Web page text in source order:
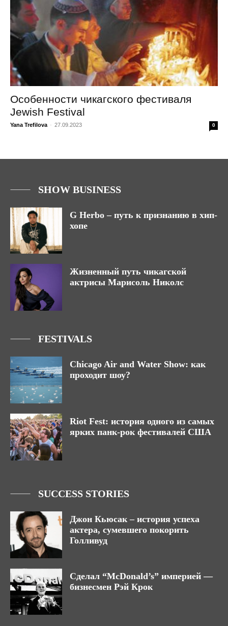
Особенности чикагского фестиваля
Jewish Festival
Yana Trefilova - 27.09.2023 0
SHOW BUSINESS
G Herbo – путь к признанию в хип-
хопе
Жизненный путь чикагской
актрисы Марисоль Николс
FESTIVALS
Chicago Air and Water Show: как
проходит шоу?
Riot Fest: история одного из самых
ярких панк-рок фестивалей США
SUCCESS STORIES
Джон Кьюсак – история успеха
актера, сумевшего покорить
Голливуд
Сделал “McDonald’s” империей —
бизнесмен Рэй Крок